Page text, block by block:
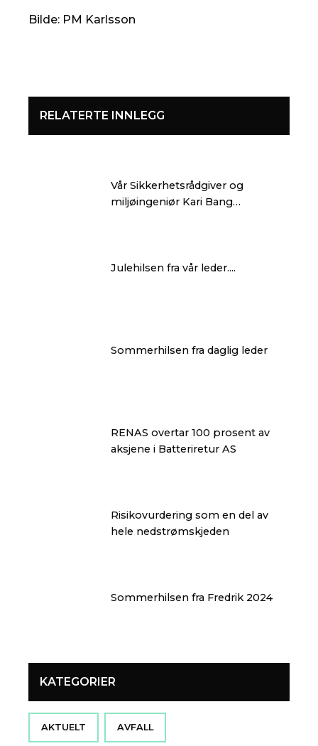
Bilde: PM Karlsson
RELATERTE INNLEGG
Vår Sikkerhetsrådgiver og
miljøingeniør Kari Bang…
Julehilsen fra vår leder....
Sommerhilsen fra daglig leder
RENAS overtar 100 prosent av
aksjene i Batteriretur AS
Risikovurdering som en del av
hele nedstrømskjeden
Sommerhilsen fra Fredrik 2024
KATEGORIER
AKTUELT AVFALL